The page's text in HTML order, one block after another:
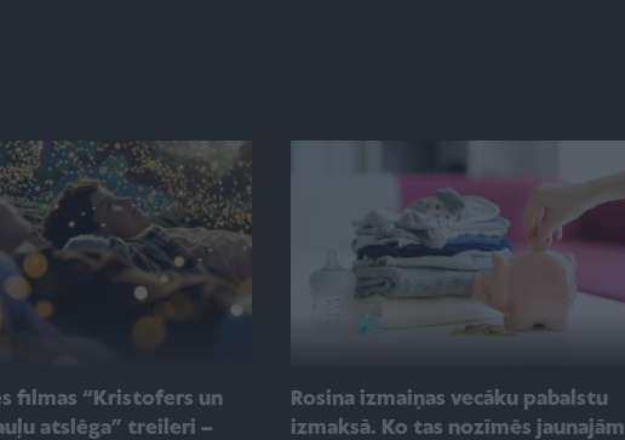
filmas “Kristofers un
atslēga” treileri –
Rosina izmaiņas vecāku pabalstu
izmaksā. Ko tas nozīmēs jaunajām